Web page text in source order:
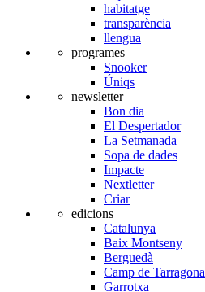
habitatge
transparència
llengua
programes
Snooker
Úniqs
newsletter
Bon dia
El Despertador
La Setmanada
Sopa de dades
Impacte
Nextletter
Criar
edicions
Catalunya
Baix Montseny
Berguedà
Camp de Tarragona
Garrotxa